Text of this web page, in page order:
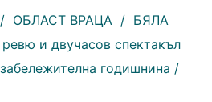
/ ОБЛАСТ ВРАЦА / БЯЛА
и двучасов спектакъл
годишнина /